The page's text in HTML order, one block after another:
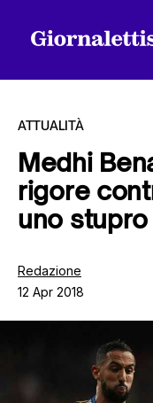
Tutti gli articoli
Chi siamo
ATTUALITÀ
Medhi
rigore
uno stupro
Redazione
12 Apr 2018